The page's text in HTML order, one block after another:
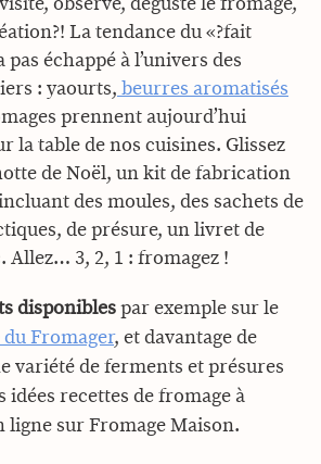
La tendance du «?fait
pas échappé à l’univers des
: yaourts, beurres aromatisés
prennent aujourd’hui
la table de nos cuisines. Glissez
de Noël, un kit de fabrication
des moules, des sachets de
de présure, un livret de
Allez… 3, 2, 1 : fromagez !
disponibles par exemple sur le
Fromager, et davantage de
variété de ferments et présures
idées recettes de fromage à
ligne sur Fromage Maison.